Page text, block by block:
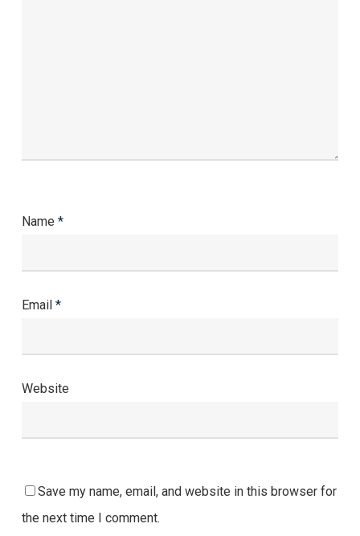
Name *
Email *
Website
Save my name, email, and website in this browser for
the next time I comment.